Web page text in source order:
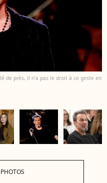
de près, il n'a pas le droit à ce geste en